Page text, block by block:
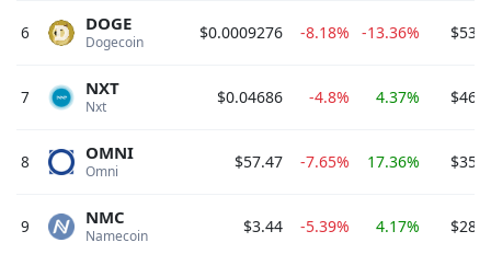
6 Dogecoin
DOGE $0.0009276 -8.18% -13.36%
7 Nxt
NXT $0.04686 -4.8% 4.37%
8 Omni
OMNI $57.47 -7.65% 17.36%
9 Namecoin
NMC $3.44 -5.39% 4.17%